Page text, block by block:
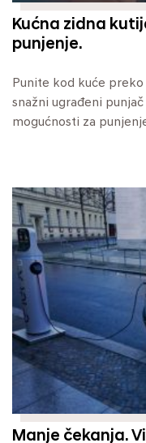
Kućna zidna
punjenje.
Punite kod kuće
snažni ugrađeni
mogućnosti za
Manje čekanja.